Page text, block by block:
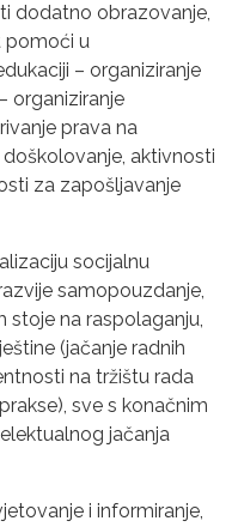
dodatno obrazovanje,
pomoći u
– organiziranje
organiziranje
prava na
aktivnosti
za zapošljavanje
socijalnu
samopouzdanje,
stoje na raspolaganju,
(jačanje radnih
na tržištu rada
sve s konačnim
jačanja
i informiranje,